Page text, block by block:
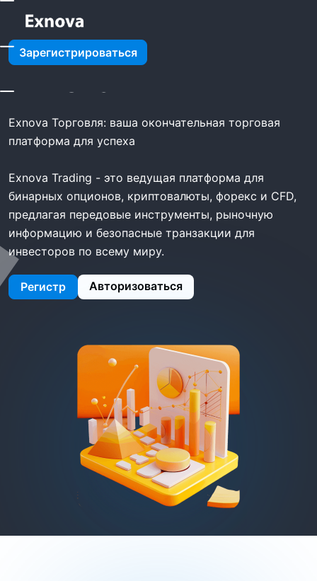
Зарегистрироваться
Exnova Broker -
Exnova
Exnova Торговля: ваша окончательная торговая
платформа для успеха
Exnova Trading - это ведущая платформа для
бинарных опционов, криптовалюты, форекс и CFD,
предлагая передовые инструменты, рыночную
информацию и безопасные транзакции для
инвесторов по всему миру.
Регистр Авторизоваться